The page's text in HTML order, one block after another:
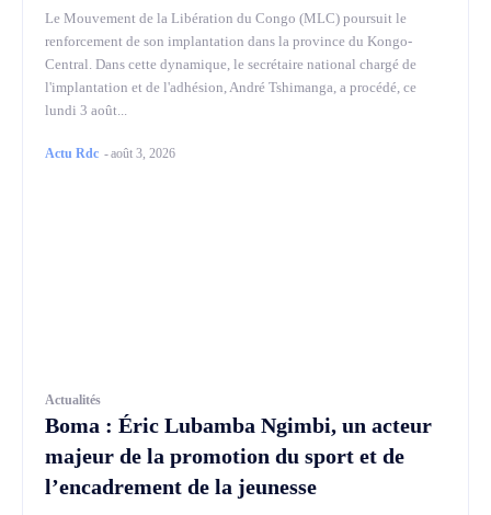
Le Mouvement de la Libération du Congo (MLC) poursuit le
renforcement de son implantation dans la province du Kongo-
Central. Dans cette dynamique, le secrétaire national chargé de
l'implantation et de l'adhésion, André Tshimanga, a procédé, ce
lundi 3 août...
Actu Rdc -août 3, 2026
Actualités
Boma : Éric Lubamba Ngimbi, un acteur
majeur de la promotion du sport et de
l’encadrement de la jeunesse